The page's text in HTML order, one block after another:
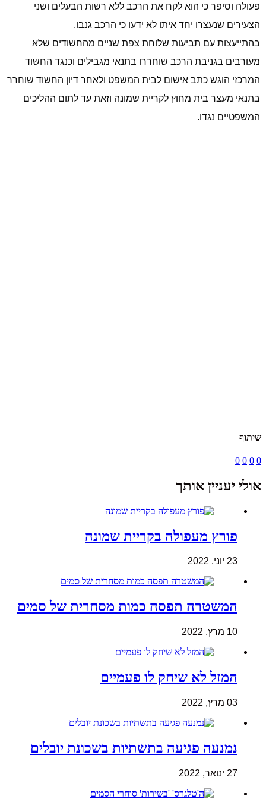
פעולה וסיפר כי הוא לקח את הרכב ללא רשות הבעלים ושני
הצעירים שנעצרו יחד איתו לא ידעו כי הרכב גנבו.
בהתייעצות עם תביעות שלוחת צפת שניים מהחשודים שלא
מעורבים בגניבת הרכב שוחררו בתנאי מגבילים וכנגד החשוד
המרכזי הוגש כתב אישום לבית המשפט ולאחר דיון החשוד שוחרר
בתנאי מעצר בית מחוץ לקריית שמונה וזאת עד לתום ההליכים
המשפטיים נגדו.
שיתוף
0
0
0
0
אולי יעניין אותך
פורץ מעפולה בקריית שמונה
23 יוני, 2022
המשטרה תפסה כמות מסחרית של סמים
10 מרץ, 2022
המזל לא שיחק לו פעמיים
03 מרץ, 2022
נמנעה פגיעה בתשתיות בשכונת יובלים
27 ינואר, 2022